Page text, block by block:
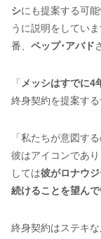
シにも提案する可能
うに説明をしてい
番、 ペップ･アバド
「 メッシはすでに4
終身契約を提案する
「私たちが意図す
彼はアイコンであ
しては彼がロナウ
続けることを望ん
終身契約はステキ